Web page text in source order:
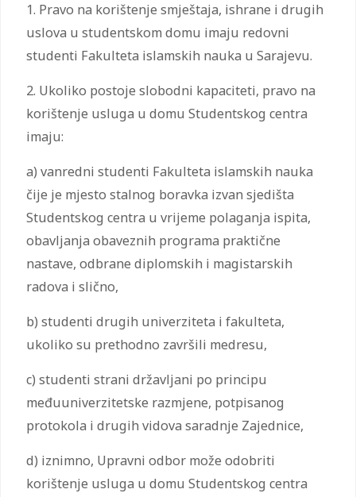
1. Pravo na korištenje smještaja, ishrane i drugih
uslova u studentskom domu imaju redovni
studenti Fakulteta islamskih nauka u Sarajevu.
2. Ukoliko postoje slobodni kapaciteti, pravo na
korištenje usluga u domu Studentskog centra
imaju:
a) vanredni studenti Fakulteta islamskih nauka
čije je mjesto stalnog boravka izvan sjedišta
Studentskog centra u vrijeme polaganja ispita,
obavljanja obaveznih programa praktične
nastave, odbrane diplomskih i magistarskih
radova i slično,
b) studenti drugih univerziteta i fakulteta,
ukoliko su prethodno završili medresu,
c) studenti strani državljani po principu
međuuniverzitetske razmjene, potpisanog
protokola i drugih vidova saradnje Zajednice,
d) iznimno, Upravni odbor može odobriti
korištenje usluga u domu Studentskog centra